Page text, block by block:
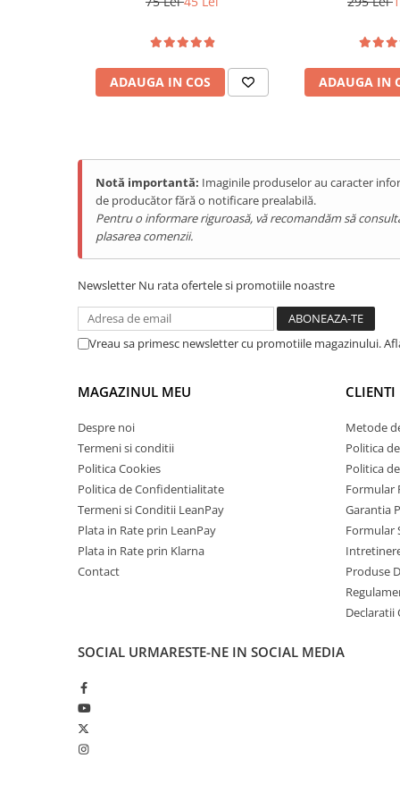
Hrănitoare Inteligente
Accesorii Litiere
ALTI PRODUCATORI
Produse Ulefone
Tablete Ulefone
Smartwatch Ulefone
Casti Audio Ulefone
Produse Doogee
Tablete Doogee
Produse Hotwav
Telefoane Mobile Hotwav
Produse Unihertz
Telefoane Mobile Unihertz
Casti Audio Blackview
Produse Fossibot
Telefoane Mobile Fossibot
Tablete Fossibot
Produse Oukitel
Poli: 2 (1P+N)
Contorizare: Da
Tensiune intrare: 120V/230V CA
Tensiune iesire: 120V/230V CA
Standard WiFi: IEEE 802.11 b/n/g 2.4G Hz
Umiditate: 5% ~ 95%, fara condens
ADAUGA IN COS ADAUGA IN
Notă importantă: Imaginile produselor au caracter
de producător fără o notificare prealabilă.
Pentru o informare riguroasă, vă recomandăm să
plasarea comenzii.
Newsletter Nu rata ofertele si promotiile noastre
Vreau sa primesc newsletter cu promotiile magazinului.
MAGAZINUL MEU
Despre noi
Termeni si conditii
Politica Cookies
Politica de Confidentialitate
Termeni si Conditii LeanPay
Plata in Rate prin LeanPay
Plata in Rate prin Klarna
Contact
CLIENTI
Metode
Politica
Politica
Formular
Garantia
Formular
Produse
SOCIAL URMARESTE-NE IN SOCIAL MEDIA